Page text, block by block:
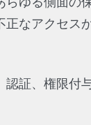
なアクセス
証、権限付